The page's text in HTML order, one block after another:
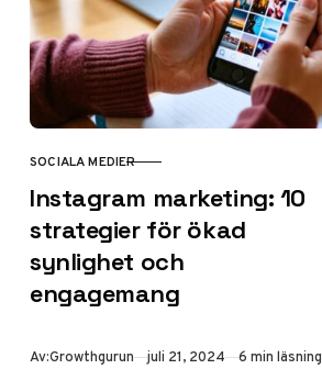
KATEGORI
SOCIALA MEDIER
Instagram marketing: 10
strategier för ökad
synlighet och
engagemang
Av:Growthgurun Publicerad
juli 21, 2024 6 min läsning